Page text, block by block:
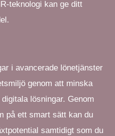
teknologi kan ge ditt
i avancerade lönetjänster
genom att minska
lösningar. Genom
på ett smart sätt kan du
samtidigt som du